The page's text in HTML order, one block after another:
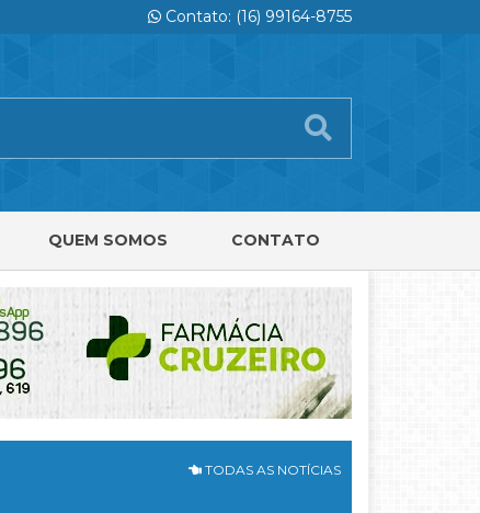
Contato: (16) 99164-8755
QUEM SOMOS CONTATO
TODAS AS NOTÍCIAS